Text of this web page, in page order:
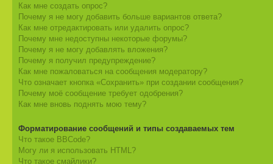
Как мне создать опрос?
Почему я не могу добавить больше вариантов ответа?
Как мне отредактировать или удалить опрос?
Почему мне недоступны некоторые форумы?
Почему я не могу добавлять вложения?
Почему я получил предупреждение?
Как мне пожаловаться на сообщения модератору?
Что означает кнопка «Сохранить» при создании сообщения?
Почему моё сообщение требует одобрения?
Как мне вновь поднять мою тему?
Форматирование сообщений и типы создаваемых тем
Что такое BBCode?
Могу ли я использовать HTML?
Что такое смайлики?